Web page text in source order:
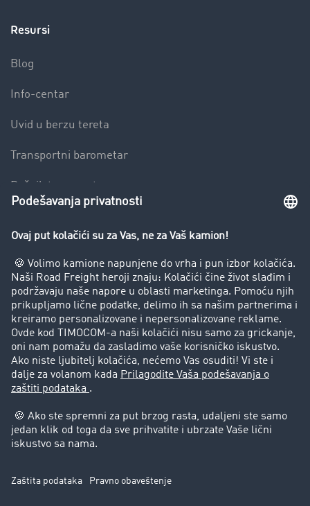
Resursi
Blog
Info-centar
Uvid u berzu tereta
Transportni barometar
Rečnik transporta
Preduzeće
Uspešne priče
Korisnici preporučuju korisnike
Pravna pitanja
Impressum
Opšti uslovi korišćenja
Zaštita podataka
Cookie-Einstellungen